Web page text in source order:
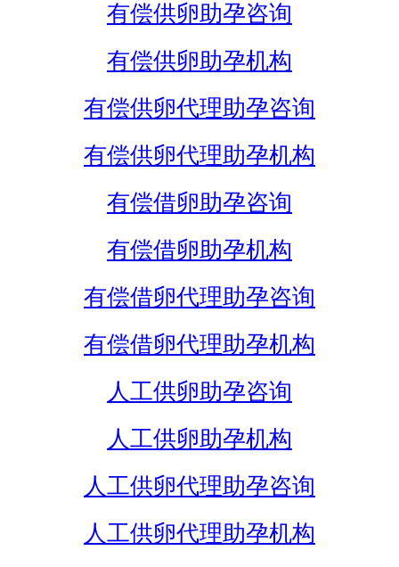
有偿供卵助孕咨询
有偿供卵助孕机构
有偿供卵代理助孕咨询
有偿供卵代理助孕机构
有偿借卵助孕咨询
有偿借卵助孕机构
有偿借卵代理助孕咨询
有偿借卵代理助孕机构
人工供卵助孕咨询
人工供卵助孕机构
人工供卵代理助孕咨询
人工供卵代理助孕机构